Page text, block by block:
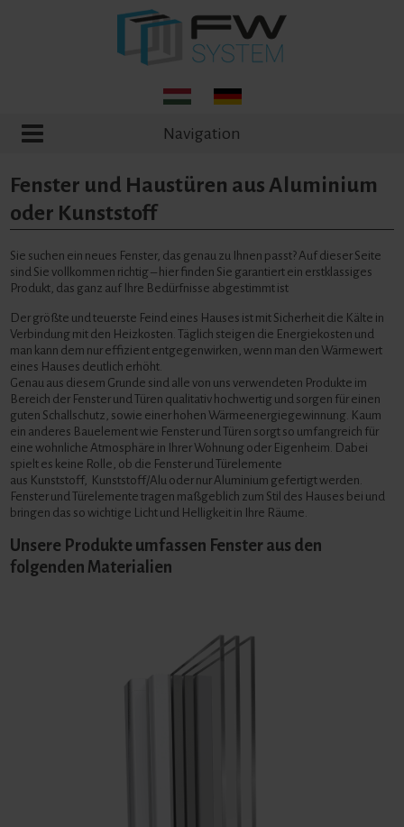
Navigation
Fenster und Haustüren aus Aluminium
oder Kunststoff
Sie suchen ein neues Fenster, das genau zu Ihnen passt? Auf dieser Seite
sind Sie vollkommen richtig – hier finden Sie garantiert ein erstklassiges
Produkt, das ganz auf Ihre Bedürfnisse abgestimmt ist
Der größte und teuerste Feind eines Hauses ist mit Sicherheit die Kälte in
Verbindung mit den Heizkosten. Täglich steigen die Energiekosten und
man kann dem nur effizient entgegenwirken, wenn man den Wärmewert
eines Hauses deutlich erhöht.
Genau aus diesem Grunde sind alle von uns verwendeten Produkte im
Bereich der Fenster und Türen qualitativ hochwertig und sorgen für einen
guten Schallschutz, sowie einer hohen Wärmeenergiegewinnung. Kaum
ein anderes Bauelement wie Fenster und Türen sorgt so umfangreich für
eine wohnliche Atmosphäre in Ihrer Wohnung oder Eigenheim. Dabei
spielt es keine Rolle, ob die Fenster und Türelemente
aus Kunststoff, Kunststoff/Alu oder nur Aluminium gefertigt werden.
Fenster und Türelemente tragen maßgeblich zum Stil des Hauses bei und
bringen das so wichtige Licht und Helligkeit in Ihre Räume.
Unsere Produkte umfassen Fenster aus den
folgenden Materialien